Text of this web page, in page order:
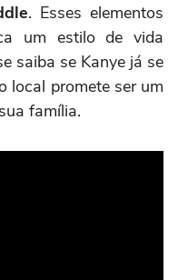
. Esses elementos
um estilo de vida
saiba se Kanye já se
local promete ser um
família.